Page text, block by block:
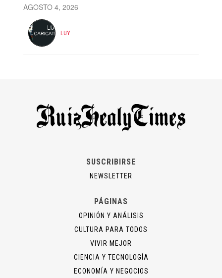
AGOSTO 4, 2026
LUY
SUSCRIBIRSE
NEWSLETTER
PÁGINAS
OPINIÓN Y ANÁLISIS
CULTURA PARA TODOS
VIVIR MEJOR
CIENCIA Y TECNOLOGÍA
ECONOMÍA Y NEGOCIOS